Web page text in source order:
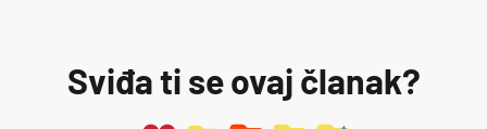
Sviđa ti se ovaj članak?